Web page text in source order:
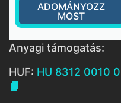
ADOMÁNYOZZ
MOST
Anyagi támogatás:
HUF: HU 8312 0010
